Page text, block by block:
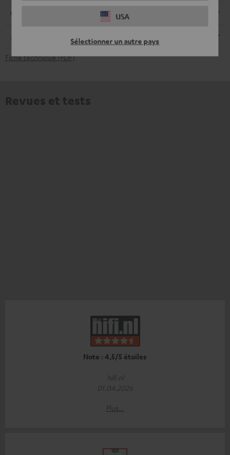
USA
Sélectionner un autre pays
Fiche technique [PDF]
Note : 4,5/5 étoiles
hifi.nl
01.04.2026
Plus…